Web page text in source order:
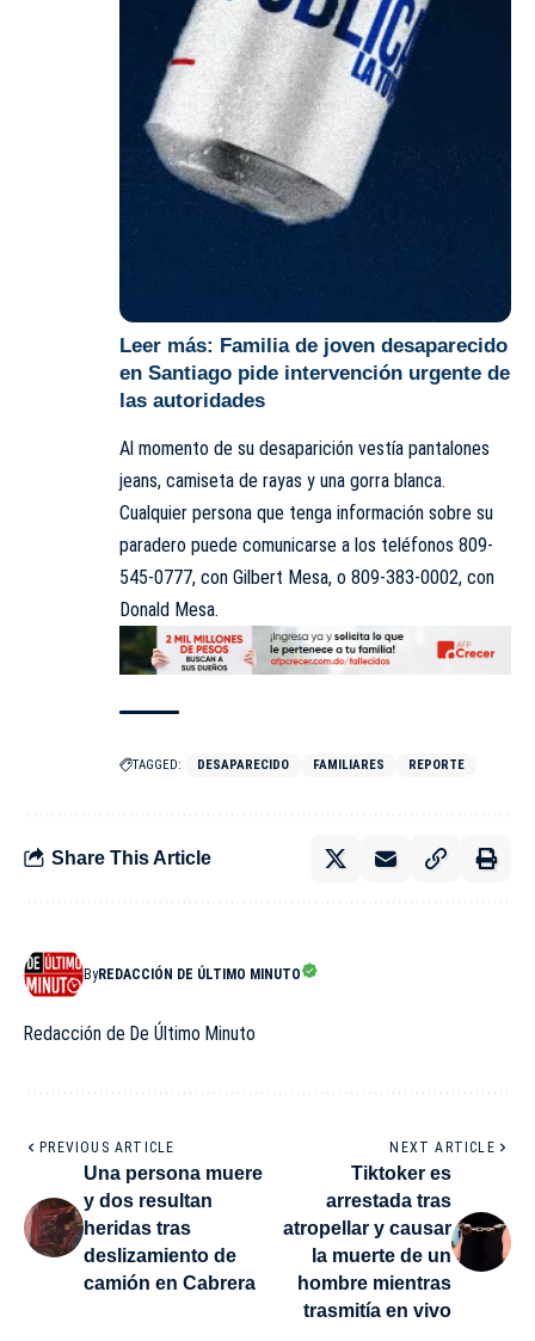
Leer más: Familia de joven desaparecido
en Santiago pide intervención urgente de
las autoridades
Al momento de su desaparición vestía pantalones
jeans, camiseta de rayas y una gorra blanca.
Cualquier persona que tenga información sobre su
paradero puede comunicarse a los teléfonos 809-
545-0777, con Gilbert Mesa, o 809-383-0002, con
Donald Mesa.
TAGGED: DESAPARECIDO FAMILIARES REPORTE
Share This Article
ByREDACCIÓN DE ÚLTIMO MINUTO
Redacción de De Último Minuto
PREVIOUS ARTICLE
Una persona muere
y dos resultan
heridas tras
deslizamiento de
camión en Cabrera
NEXT ARTICLE
Tiktoker es
arrestada tras
atropellar y causar
la muerte de un
hombre mientras
trasmitía en vivo